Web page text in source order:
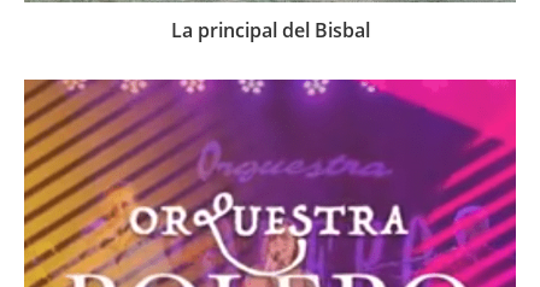
La principal del Bisbal